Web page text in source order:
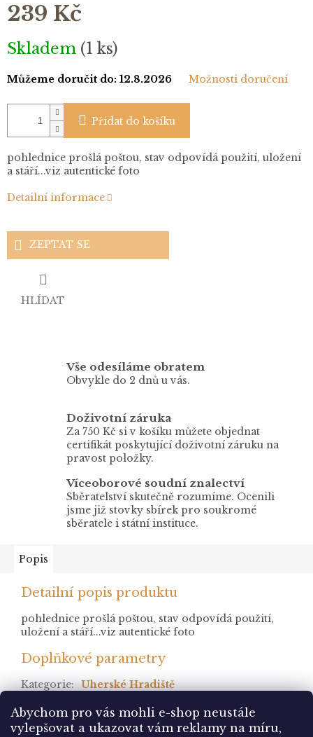
Abychom pro vás mohli e-shop neustále
vylepšovat a ukazovat vám reklamy na míru,
239 Kč
Měrná
cena:
Skladem (1 ks)
Můžeme doručit do: 12.8.2026 Možnosti doručení
Přidat do košíku
pohlednice prošlá poštou, stav odpovídá použití, uložení
a stáří...viz autentické foto
Detailní informace
ZEPTAT SE
HLÍDAT
Vše odesíláme obratem
Obvykle do 2 dnů u vás.
Doživotní záruka
Za 750 Kč si v košíku můžete objednat
certifikát poskytující doživotní záruku na
pravost položky.
Víceoborové soudní znalectví
Sběratelství skutečně rozumíme. Ocenili
jsme již stovky sbírek pro soukromé
sběratele i státní instituce.
Popis
Detailní popis produktu
pohlednice prošlá poštou, stav odpovídá použití,
uložení a stáří...viz autentické foto
Doplňkové parametry
Kategorie: Uherské Hradiště